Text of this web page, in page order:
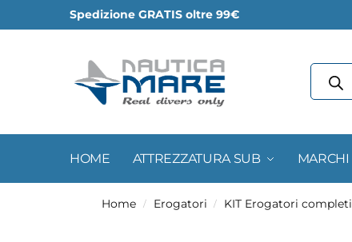
Spedizione GRATIS oltre 99€
HOME ATTREZZATURA SUB MARCHI
Home / Erogatori / KIT Erogatori completi